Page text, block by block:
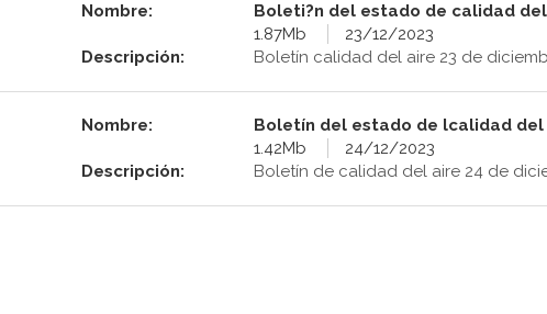
Nombre:
Boleti?n del estado de calidad
1.87Mb
23/12/2023
Descripción:
Boletín calidad del aire 23 de
Nombre:
Boletín del estado de lcalidad
1.42Mb
24/12/2023
Descripción:
Boletín de calidad del aire 24 de